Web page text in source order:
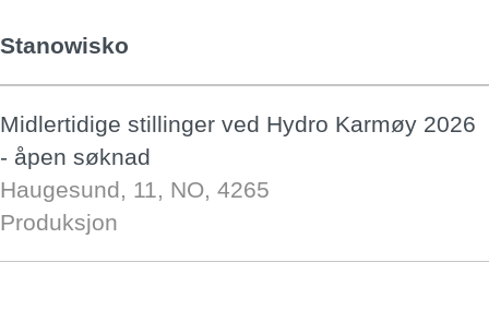
Stanowisko
Midlertidige stillinger ved Hydro Karmøy 2026
- åpen søknad
Haugesund, 11, NO, 4265
Produksjon